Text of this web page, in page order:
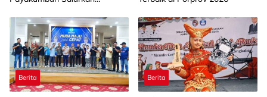
kepada 15 KWT
Berita Berita